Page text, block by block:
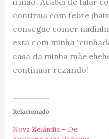
continua com febre
consegue comer
esta com minha
casa da minha mãe
continuar rezando!
Relacionado
Nova Zelândia – De